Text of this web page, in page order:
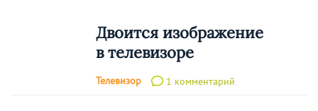
Двоится изображение
в телевизоре
Телевизор 1 комментарий